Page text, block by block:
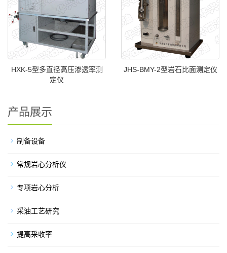
HXK-5型多直径高压渗透率测
定仪
JHS-BMY-2型岩石比面测定仪
产品展示
制备设备
常规岩心分析仪
专项岩心分析
采油工艺研究
提高采收率